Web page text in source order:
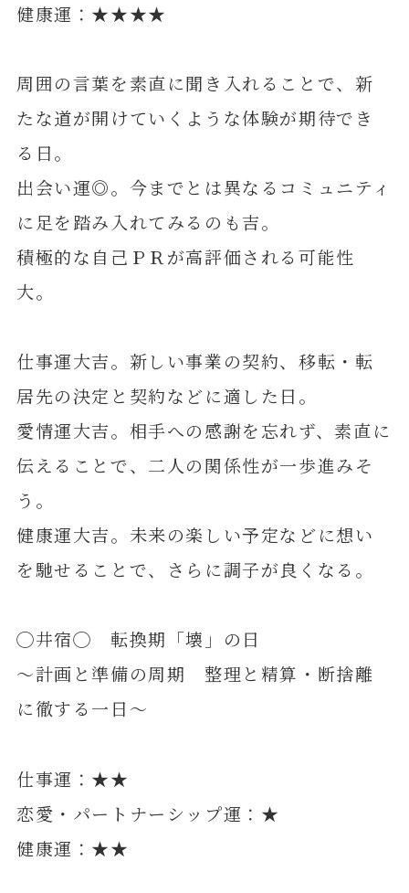
健康運：★★★★
周囲の言葉を素直に聞き入れることで、新
たな道が開けていくような体験が期待でき
る日。
出会い運◎。今までとは異なるコミュニティ
に足を踏み入れてみるのも吉。
積極的な自己ＰＲが高評価される可能性
大。
仕事運大吉。新しい事業の契約、移転・転
居先の決定と契約などに適した日。
愛情運大吉。相手への感謝を忘れず、素直に
伝えることで、二人の関係性が一歩進みそ
う。
健康運大吉。未来の楽しい予定などに想い
を馳せることで、さらに調子が良くなる。
◯井宿◯ 転換期「壊」の日
～計画と準備の周期 整理と精算・断捨離
に徹する一日～
仕事運：★★
恋愛・パートナーシップ運：★
健康運：★★